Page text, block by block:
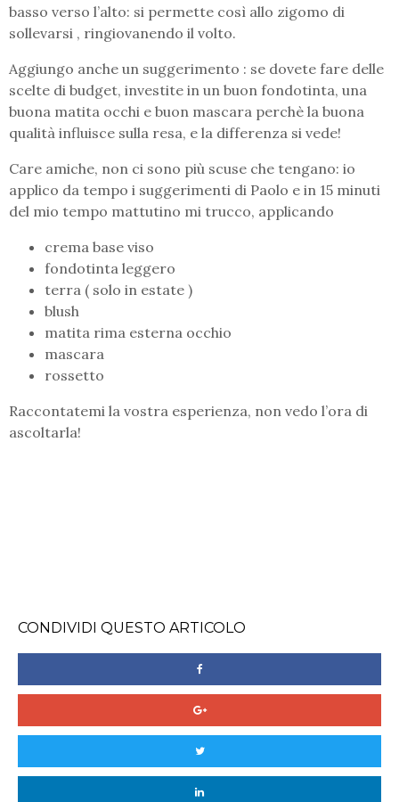
basso verso l’alto: si permette così allo zigomo di
sollevarsi , ringiovanendo il volto.
Aggiungo anche un suggerimento : se dovete fare delle
scelte di budget, investite in un buon fondotinta, una
buona matita occhi e buon mascara perchè la buona
qualità influisce sulla resa, e la differenza si vede!
Care amiche, non ci sono più scuse che tengano: io
applico da tempo i suggerimenti di Paolo e in 15 minuti
del mio tempo mattutino mi trucco, applicando
crema base viso
fondotinta leggero
terra ( solo in estate )
blush
matita rima esterna occhio
mascara
rossetto
Raccontatemi la vostra esperienza, non vedo l’ora di
ascoltarla!
CONDIVIDI QUESTO ARTICOLO